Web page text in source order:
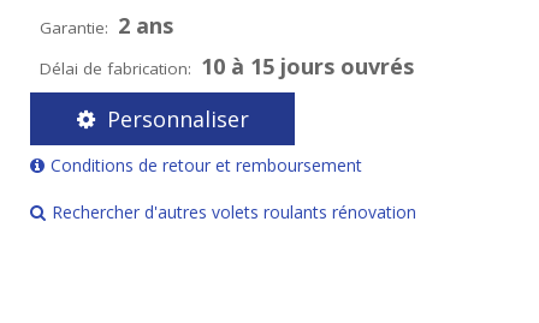
Garantie: 2 ans
Délai de fabrication: 10 à 15 jours ouvrés
Personnaliser
Conditions de retour et remboursement
Rechercher d'autres volets roulants rénovation